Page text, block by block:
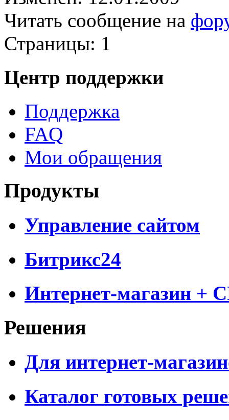
Читать сообщение на
Страницы: 1
Центр поддержки
Поддержка
FAQ
Мои обращения
Продукты
Управление сайтом
Битрикс24
Интернет-магазин +
Решения
Для интернет-
Каталог готовых